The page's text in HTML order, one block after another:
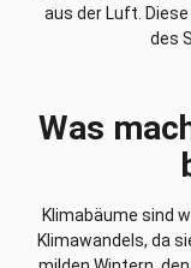
aus der Luft.
des
Was
Klimabäume sind
Klimawandels, da